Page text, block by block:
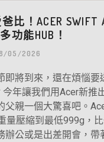
比！ACER SWIFT
功能HUB！
05/2026
即將到來，還在煩惱要
今年讓我們用Acer新推
父親一個大驚喜吧。
量壓縮到最低999g，
辦公或是出差開會，帶